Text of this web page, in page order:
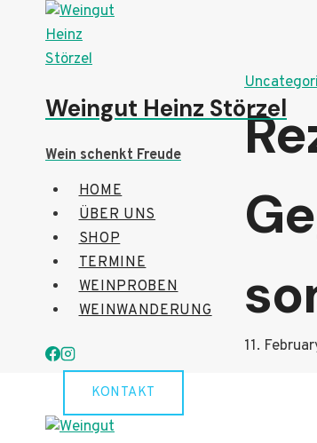
content
Weingut Heinz Störzel
Wein schenkt Freude
HOME
ÜBER UNS
SHOP
TERMINE
WEINPROBEN
WEINWANDERUNG
KONTAKT
By
11.